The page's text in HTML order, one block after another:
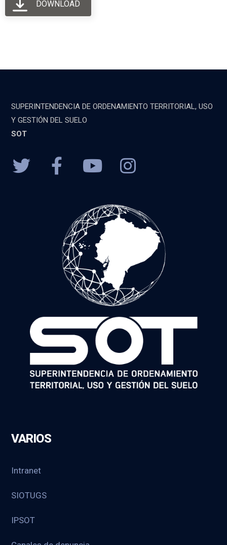
DOWNLOAD
SUPERINTENDENCIA DE ORDENAMIENTO TERRITORIAL, USO
Y GESTIÓN DEL SUELO
SOT
VARIOS
Intranet
SIOTUGS
IPSOT